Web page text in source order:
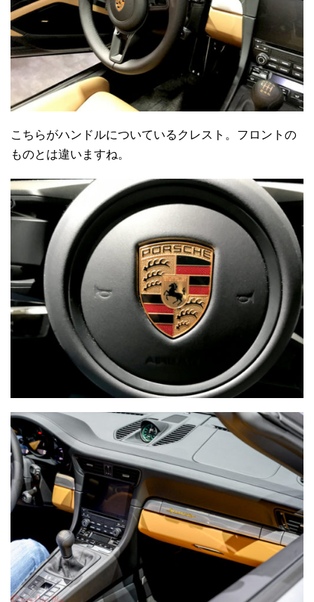
こちらがハンドルについているクレスト。フロントの
ものとは違いますね。